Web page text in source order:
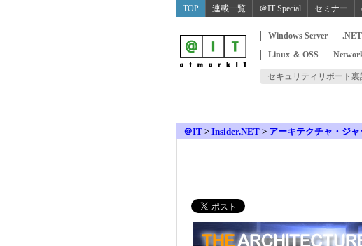
TOP 連載一覧 ＠IT Special セミナー
Windows Server .NET
Linux ＆ OSS
セキュリティリポート裏
＠IT > Insider.NET > アーキテクチャ・ジ